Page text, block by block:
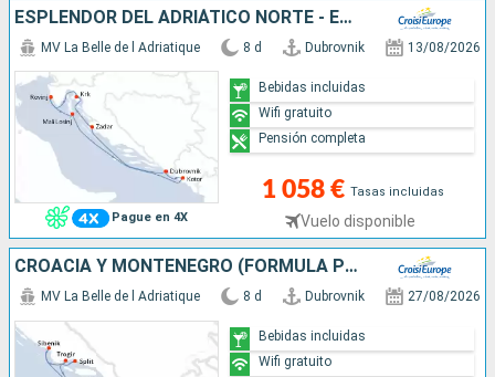
ESPLENDOR DEL ADRIÁTICO NORTE - ESCALAS HISTÓRICAS Y BELLEZA NATURAL ENTRE CROACIA Y MONTENEGRO (FORMULA PUERTO/PUERTO)
Pague en 4X
MV La Belle de l Adriatique 8 d Dubrovnik 13/08/2026
1 058 € Tasas incluidas
Vuelo disponible
Bebidas incluidas
Wifi gratuito
Pensión completa
CROACIA Y MONTENEGRO (FORMULA PUERTO/PUERTO)
MV La Belle de l Adriatique 8 d Dubrovnik 27/08/2026
Bebidas incluidas
Wifi gratuito